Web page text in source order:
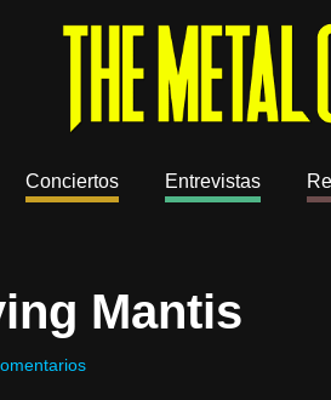
Conciertos Entrevistas
Mantis